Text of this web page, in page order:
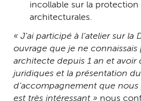
incollable sur la
architecturales.
« J’ai participé à l’atelier sur la
ouvrage que je ne connaissais
architecte depuis 1 an et avoir
juridiques et la présentation
d’accompagnement que nous
est très intéressant » nous